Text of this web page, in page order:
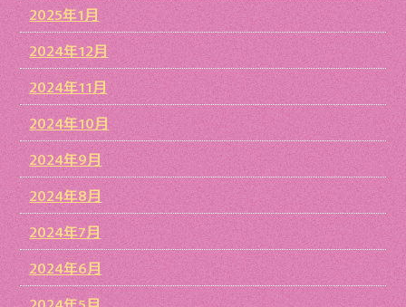
2025年1月
2024年12月
2024年11月
2024年10月
2024年9月
2024年8月
2024年7月
2024年6月